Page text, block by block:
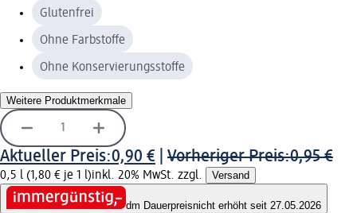
Glutenfrei
Ohne Farbstoffe
Ohne Konservierungsstoffe
Weitere Produktmerkmale
Aktueller Preis:0,90 € Vorheriger Preis:0,95 €
0,5 l (1,80 € je 1 l)inkl. 20% MwSt. zzgl. Versand
dm Dauerpreisnicht erhöht seit 27.05.2026